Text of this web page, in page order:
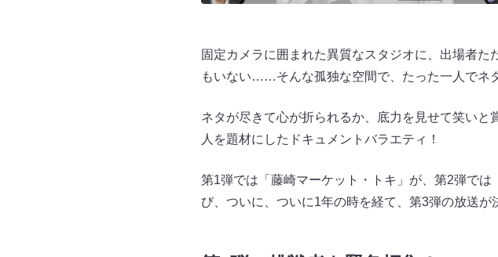
固定カメラに囲まれた異質なスタジオに、出場者
もいない……そんな孤独な空間で、たった一人でネ
ネタが尽きて心が折られるか、底力を見せて笑い
人を題材にしたドキュメントバラエティ！
第1弾では「藤崎マーケット・トキ」が、第2弾で
び、ついに、ついに1年の時を経て、第3弾の放送が